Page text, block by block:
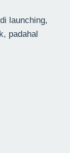
launching,
padahal